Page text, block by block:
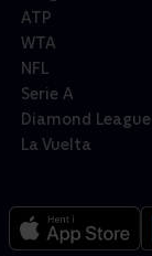
ATP
WTA
NFL
Serie A
Diamond League
La Vuelta